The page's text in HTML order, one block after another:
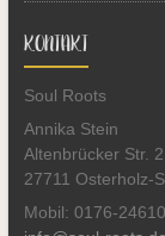
KONTAKT
Soul Roots
Annika Stein
Altenbrücker Str. 2
27711 Osterholz-
Mobil: 0176-